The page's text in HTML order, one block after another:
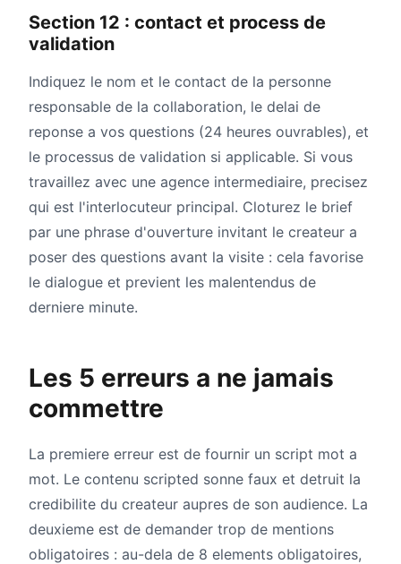
Section 12 : contact et process de
validation
Indiquez le nom et le contact de la personne
responsable de la collaboration, le delai de
reponse a vos questions (24 heures ouvrables), et
le processus de validation si applicable. Si vous
travaillez avec une agence intermediaire, precisez
qui est l'interlocuteur principal. Cloturez le brief
par une phrase d'ouverture invitant le createur a
poser des questions avant la visite : cela favorise
le dialogue et previent les malentendus de
derniere minute.
Les 5 erreurs a ne jamais
commettre
La premiere erreur est de fournir un script mot a
mot. Le contenu scripted sonne faux et detruit la
credibilite du createur aupres de son audience. La
deuxieme est de demander trop de mentions
obligatoires : au-dela de 8 elements obligatoires,